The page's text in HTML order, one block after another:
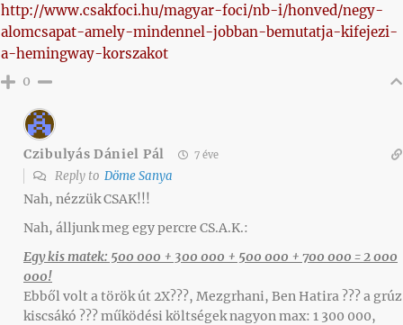
http://www.csakfoci.hu/magyar-foci/nb-i/honved/negy-
alomcsapat-amely-mindennel-jobban-bemutatja-kifejezi-
a-hemingway-korszakot
0
Czibulyás Dániel Pál 7 éve
Reply to Döme Sanya
Nah, nézzük CSAK!!!
Nah, álljunk meg egy percre CS.A.K.:
Egy kis matek: 500 000 + 300 000 + 500 000 + 700 000 = 2 000
000!
Ebből volt a török út 2X???, Mezgrhani, Ben Hatira ??? a grúz
kiscsákó ??? működési költségek nagyon max: 1 300 000,